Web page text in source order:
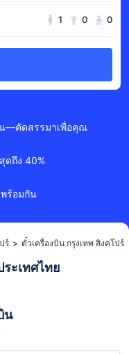
1 0 0
น—คัดสรรมาเพื่อคุณ
ดถึง 40%
ร้อมกัน
ร์ > ตั๋วเครื่องบิน กรุงเทพ สิงคโปร์
ะเทศไทย
น